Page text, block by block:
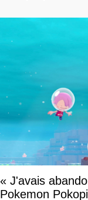
« J'avais
Pokemon